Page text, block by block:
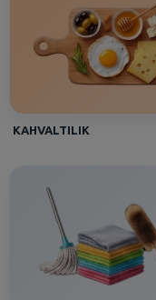
KAHVALTILIK